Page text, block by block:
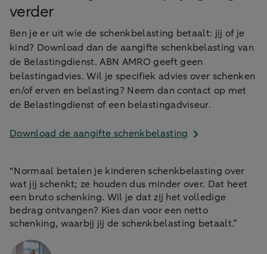
verder
Ben je er uit wie de schenkbelasting betaalt: jij of je
kind? Download dan de aangifte schenkbelasting van
de Belastingdienst. ABN AMRO geeft geen
belastingadvies. Wil je specifiek advies over schenken
en/of erven en belasting? Neem dan contact op met
de Belastingdienst of een belastingadviseur.
Download de aangifte schenkbelasting
“Normaal betalen je kinderen schenkbelasting over
wat jij schenkt; ze houden dus minder over. Dat heet
een bruto schenking. Wil je dat zij het volledige
bedrag ontvangen? Kies dan voor een netto
schenking, waarbij jij de schenkbelasting betaalt.”